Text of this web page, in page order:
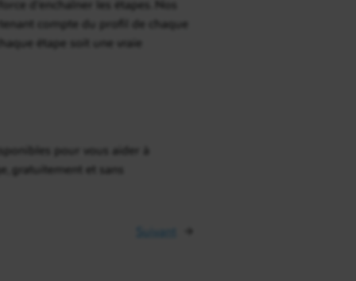
d’enchaîner les étapes. Nos
compte du profil de chaque
étape soit une vraie
pour vous aider à
gratuitement et sans
Suivant →